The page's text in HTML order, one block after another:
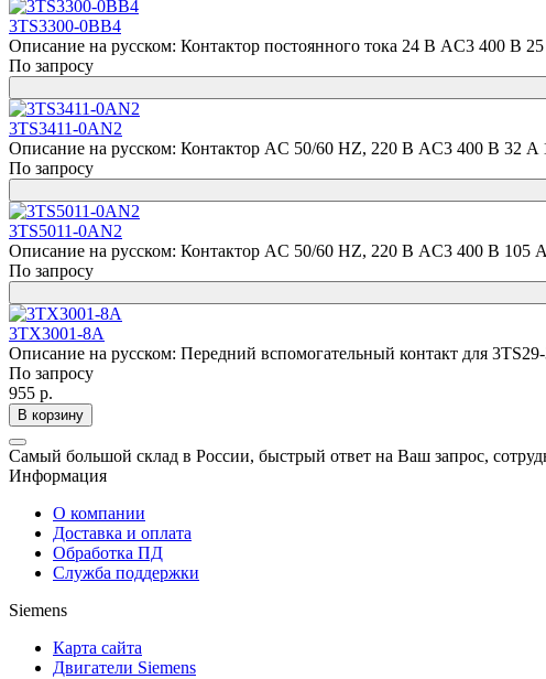
3TS3300-0BB4
Описание на русском: Контактор постоянного тока 24 В AC3 400 В
По запросу
3TS3411-0AN2
Описание на русском: Контактор AC 50/60 HZ, 220 В AC3 400 В 32
По запросу
3TS5011-0AN2
Описание на русском: Контактор AC 50/60 HZ, 220 В AC3 400 В
По запросу
3TX3001-8A
Описание на русском: Передний вспомогательный контакт для
По запросу
955 р.
В корзину
Самый большой склад в России, быстрый ответ на Ваш запрос,
Информация
О компании
Доставка и оплата
Обработка ПД
Служба поддержки
Siemens
Карта сайта
Двигатели Siemens